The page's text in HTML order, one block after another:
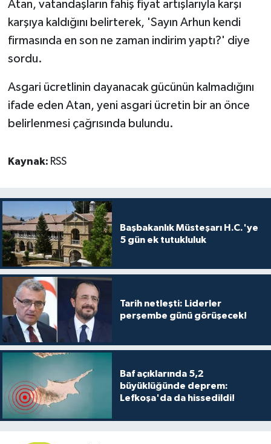
Atan, vatandaşların fahiş fiyat artışlarıyla karşı
karşıya kaldığını belirterek, 'Sayın Arhun kendi
firmasında en son ne zaman indirim yaptı?' diye
sordu.
Asgari ücretlinin dayanacak gücünün kalmadığını
ifade eden Atan, yeni asgari ücretin bir an önce
belirlenmesi çağrısında bulundu.
Kaynak: RSS
Başbakanlık Müsteşarı H.C.'ye
5 gün ek tutukluluk
Tarih netleşti: Liderler
perşembe günü görüşecek!
Baf açıklarında 5,2
büyüklüğünde deprem:
Lefkoşa'da da hissedildi!